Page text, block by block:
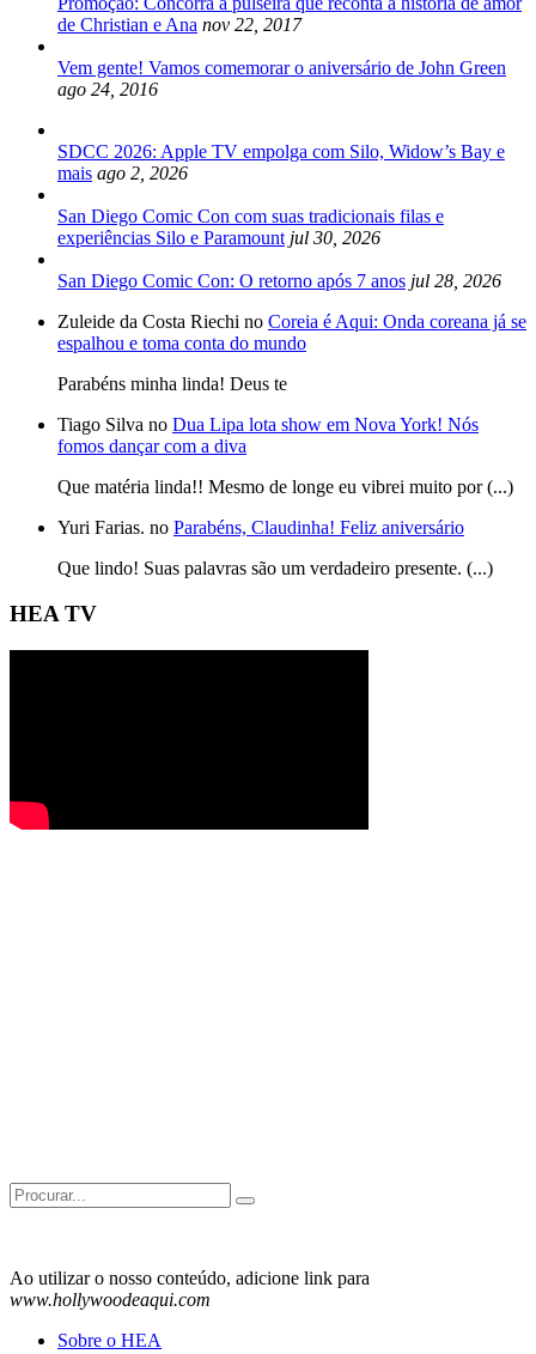
de Christian e Ana nov 22, 2017
Vem gente! Vamos comemorar o aniversário de John Green
ago 24, 2016
SDCC 2026: Apple TV empolga com Silo, Widow’s Bay e
mais ago 2, 2026
San Diego Comic Con com suas tradicionais filas e
experiências Silo e Paramount jul 30, 2026
San Diego Comic Con: O retorno após 7 anos jul 28, 2026
Zuleide da Costa Riechi no Coreia é Aqui: Onda coreana já se
espalhou e toma conta do mundo
Parabéns minha linda! Deus te
Tiago Silva no Dua Lipa lota show em Nova York! Nós
fomos dançar com a diva
Que matéria linda!! Mesmo de longe eu vibrei muito por (...)
Yuri Farias. no Parabéns, Claudinha! Feliz aniversário
Que lindo! Suas palavras são um verdadeiro presente. (...)
HEA TV
Search
for:
Ao utilizar o nosso conteúdo, adicione link para
www.hollywoodeaqui.com
Sobre o HEA